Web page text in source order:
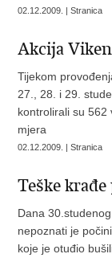
02.12.2009. | Stranica
Akcija
Tijekom
27., 28. i 29.
kontrolirali su 562
mjera
02.12.2009. | Stranica
Teške
Dana
nepoznati je
koje je otuđio